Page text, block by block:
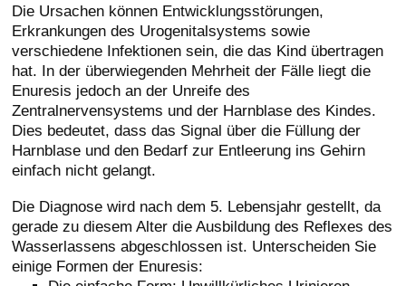
Die Ursachen können Entwicklungsstörungen,
Erkrankungen des Urogenitalsystems sowie
verschiedene Infektionen sein, die das Kind übertragen
hat. In der überwiegenden Mehrheit der Fälle liegt die
Enuresis jedoch an der Unreife des
Zentralnervensystems und der Harnblase des Kindes.
Dies bedeutet, dass das Signal über die Füllung der
Harnblase und den Bedarf zur Entleerung ins Gehirn
einfach nicht gelangt.
Die Diagnose wird nach dem 5. Lebensjahr gestellt, da
gerade zu diesem Alter die Ausbildung des Reflexes des
Wasserlassens abgeschlossen ist. Unterscheiden Sie
einige Formen der Enuresis: